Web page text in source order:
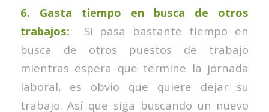
6. Gasta tiempo en busca de otros
trabajos: Si pasa bastante tiempo en
busca de otros puestos de trabajo
mientras espera que termine la jornada
laboral, es obvio que quiere dejar su
trabajo. Así que siga buscando un nuevo